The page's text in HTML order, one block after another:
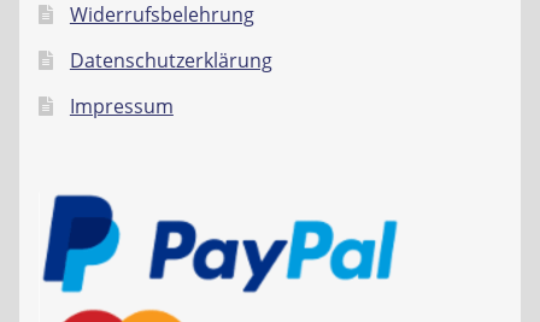
Widerrufsbelehrung
Datenschutzerklärung
Impressum